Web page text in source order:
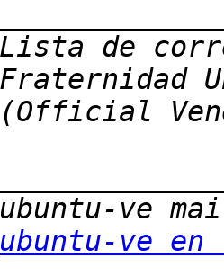
ubuntu-ve